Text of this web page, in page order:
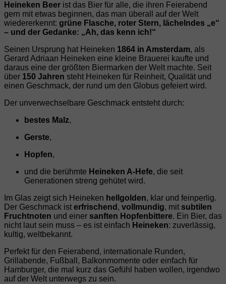
Heineken Beer ist das Bier für alle, die ihren Feierabend
gern mit etwas beginnen, das man überall auf der Welt
wiedererkennt: grüne Flasche, roter Stern, lächelndes „e“
– und der Gedanke: „Ah, das kenn ich!“
Seinen Ursprung hat Heineken 1864 in Amsterdam, als
Gerard Adriaan Heineken eine kleine Brauerei kaufte und
daraus eine der größten Biermarken der Welt machte. Seit
über 150 Jahren steht Heineken für Reinheit, Qualität und
einen Geschmack, der rund um den Globus gefeiert wird.
Der unverwechselbare Geschmack entsteht durch:
bestes Malz,
Gerste,
Hopfen,
und die berühmte Heineken A‑Hefe, die seit
Generationen streng gehütet wird.
Im Glas zeigt sich Heineken hellgolden, klar und feinperlig.
Der Geschmack ist erfrischend , vollmundig, mit subtilen
Fruchtnoten und einer sanften Hopfenbittere. Ein Bier, das
nicht laut sein muss – es ist einfach Heineken: zuverlässig,
kultig, weltbekannt.
Perfekt für den Feierabend, internationale Runden,
Grillabende, Fußball, Balkonmomente oder einfach für
Hamburger, die mal kurz das Gefühl haben wollen, irgendwo
auf der Welt unterwegs zu sein.